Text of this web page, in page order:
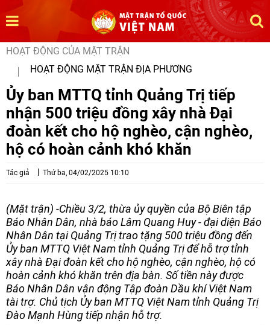
HOẠT ĐỘNG CỦA MẶT TRẬN
HOẠT ĐỘNG MẶT TRẬN ĐỊA PHƯƠNG
Ủy ban MTTQ tỉnh Quảng Trị tiếp
nhận 500 triệu đồng xây nhà Đại
đoàn kết cho hộ nghèo, cận nghèo,
hộ có hoàn cảnh khó khăn
Tác giả Thứ ba, 04/02/2025 10:10
(Mặt trận) -Chiều 3/2, thừa ủy quyền của Bộ Biên tập
Báo Nhân Dân, nhà báo Lâm Quang Huy - đại diện Báo
Nhân Dân tại Quảng Trị trao tặng 500 triệu đồng đến
Ủy ban MTTQ Việt Nam tỉnh Quảng Trị để hỗ trợ tỉnh
xây nhà Đại đoàn kết cho hộ nghèo, cận nghèo, hộ có
hoàn cảnh khó khăn trên địa bàn. Số tiền này được
Báo Nhân Dân vận động Tập đoàn Dầu khí Việt Nam
tài trợ. Chủ tịch Ủy ban MTTQ Việt Nam tỉnh Quảng Trị
Đào Mạnh Hùng tiếp nhận hỗ trợ.